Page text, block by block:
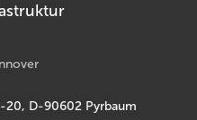
20, D-90602 Pyrbaum